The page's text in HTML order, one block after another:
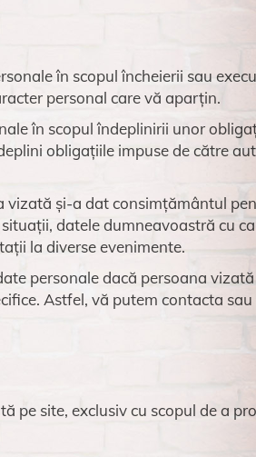
în scopul încheierii sau
personal care vă aparțin.
în scopul îndeplinirii unor
obligațiile impuse de către
vizată și-a dat consimțământul
datele dumneavoastră cu
la diverse evenimente.
personale dacă persoana
Astfel, vă putem contacta
pe site, exclusiv cu scopul de a